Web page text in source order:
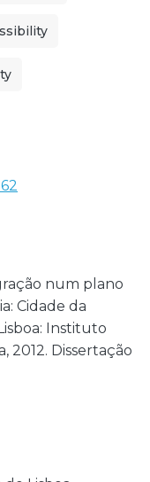
num plano
Cidade da
Instituto
2012. Dissertação